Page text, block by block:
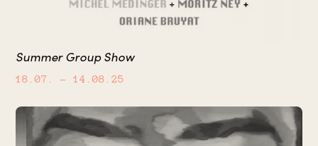
Summer Group Show
18.07. – 14.08.25